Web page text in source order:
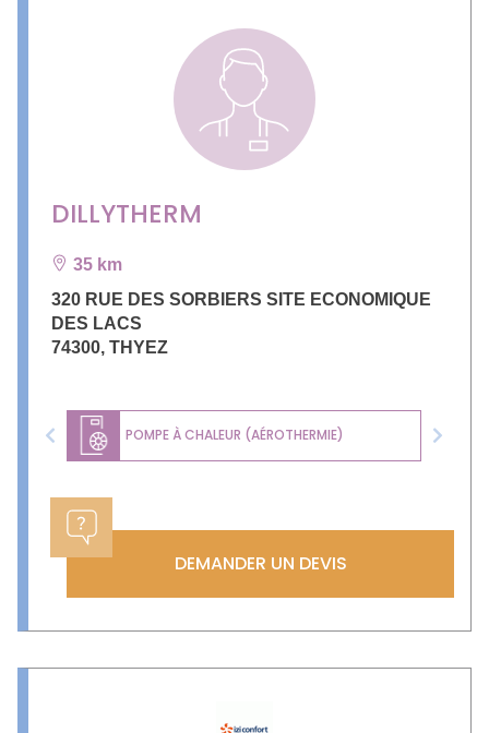
DILLYTHERM
35 km
320 RUE DES SORBIERS SITE ECONOMIQUE
DES LACS
74300, THYEZ
POMPE À CHALEUR (AÉROTHERMIE)
Previous Next
DEMANDER UN DEVIS